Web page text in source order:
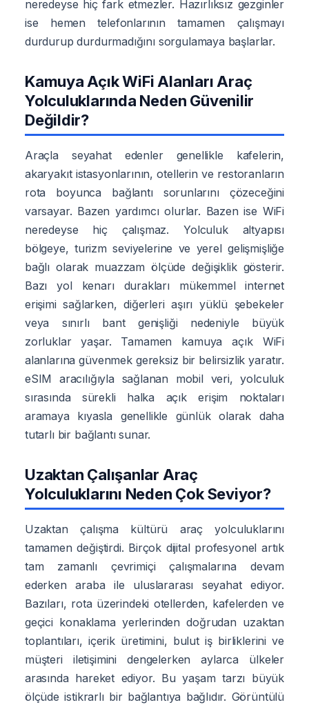
neredeyse hiç fark etmezler. Hazırlıksız gezginler
ise hemen telefonlarının tamamen çalışmayı
durdurup durdurmadığını sorgulamaya başlarlar.
Kamuya Açık WiFi Alanları Araç
Yolculuklarında Neden Güvenilir
Değildir?
Araçla seyahat edenler genellikle kafelerin,
akaryakıt istasyonlarının, otellerin ve restoranların
rota boyunca bağlantı sorunlarını çözeceğini
varsayar. Bazen yardımcı olurlar. Bazen ise WiFi
neredeyse hiç çalışmaz. Yolculuk altyapısı
bölgeye, turizm seviyelerine ve yerel gelişmişliğe
bağlı olarak muazzam ölçüde değişiklik gösterir.
Bazı yol kenarı durakları mükemmel internet
erişimi sağlarken, diğerleri aşırı yüklü şebekeler
veya sınırlı bant genişliği nedeniyle büyük
zorluklar yaşar. Tamamen kamuya açık WiFi
alanlarına güvenmek gereksiz bir belirsizlik yaratır.
eSIM aracılığıyla sağlanan mobil veri, yolculuk
sırasında sürekli halka açık erişim noktaları
aramaya kıyasla genellikle günlük olarak daha
tutarlı bir bağlantı sunar.
Uzaktan Çalışanlar Araç
Yolculuklarını Neden Çok Seviyor?
Uzaktan çalışma kültürü araç yolculuklarını
tamamen değiştirdi. Birçok dijital profesyonel artık
tam zamanlı çevrimiçi çalışmalarına devam
ederken araba ile uluslararası seyahat ediyor.
Bazıları, rota üzerindeki otellerden, kafelerden ve
geçici konaklama yerlerinden doğrudan uzaktan
toplantıları, içerik üretimini, bulut iş birliklerini ve
müşteri iletişimini dengelerken aylarca ülkeler
arasında hareket ediyor. Bu yaşam tarzı büyük
ölçüde istikrarlı bir bağlantıya bağlıdır. Görüntülü